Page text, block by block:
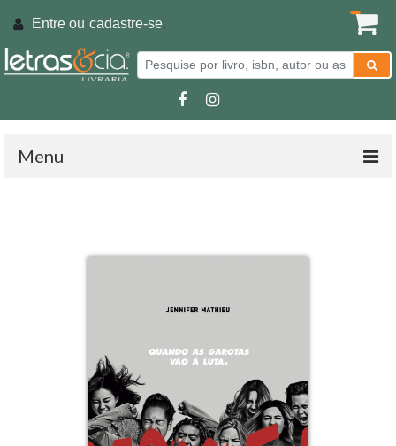
Entre ou cadastre-se.
Menu